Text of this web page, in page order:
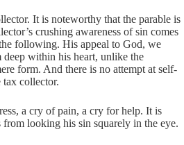
It is noteworthy that the parable is
crushing awareness of sin comes
following. His appeal to God, we
within his heart, unlike the
form. And there is no attempt at self-
collector.
a cry of pain, a cry for help. It is
from looking his sin squarely in the eye.